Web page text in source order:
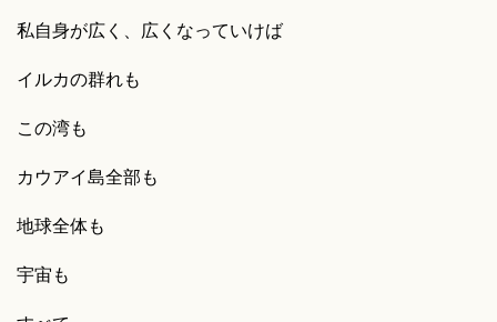
私自身が広く、広くなっていけば
イルカの群れも
この湾も
カウアイ島全部も
地球全体も
宇宙も